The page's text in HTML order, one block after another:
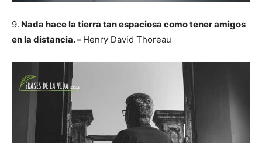
9. Nada hace la tierra tan espaciosa como tener amigos
en la distancia. – Henry David Thoreau